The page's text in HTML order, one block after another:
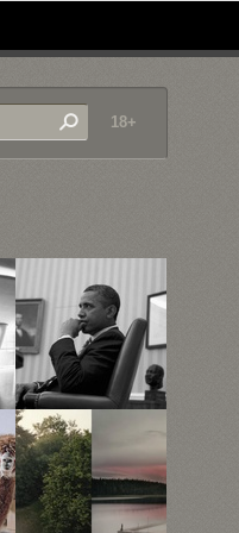
18+
Фотограф
Кристофер
Моррис